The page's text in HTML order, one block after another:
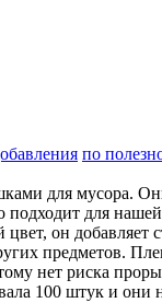
по
для мусора.
подходит для
он добавляет
предметов.
нет риска
100 штук и они